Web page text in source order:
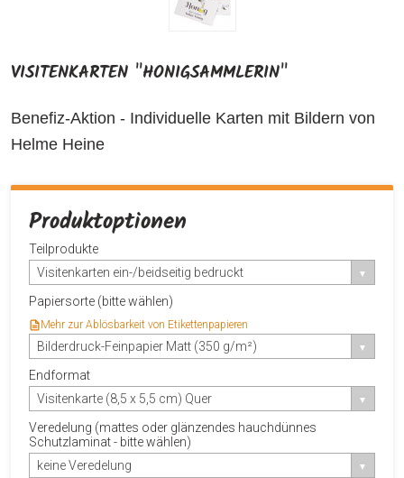
VISITENKARTEN "HONIGSAMMLERIN"
Benefiz-Aktion - Individuelle Karten mit Bildern von
Helme Heine
Produktoptionen
Teilprodukte
Visitenkarten ein-/beidseitig bedruckt
Papiersorte (bitte wählen)
Mehr zur Ablösbarkeit von Etikettenpapieren
Bilderdruck-Feinpapier Matt (350 g/m²)
Endformat
Visitenkarte (8,5 x 5,5 cm) Quer
Veredelung (mattes oder glänzendes hauchdünnes
Schutzlaminat - bitte wählen)
keine Veredelung